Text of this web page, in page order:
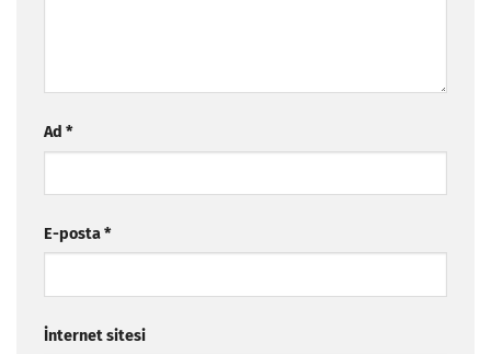
Ad *
E-posta*
İnternet sitesi